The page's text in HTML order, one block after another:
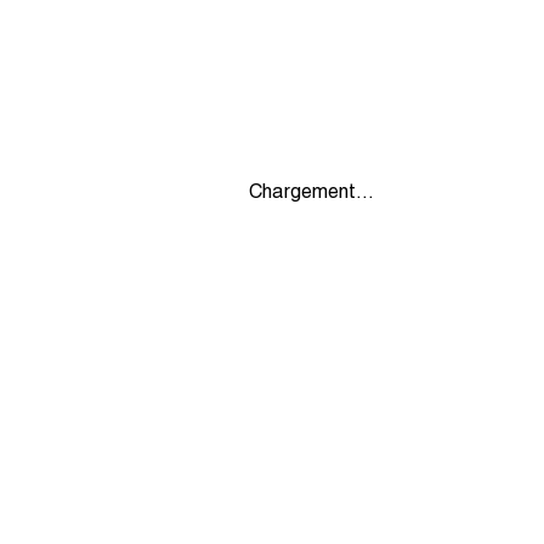
Chargement...